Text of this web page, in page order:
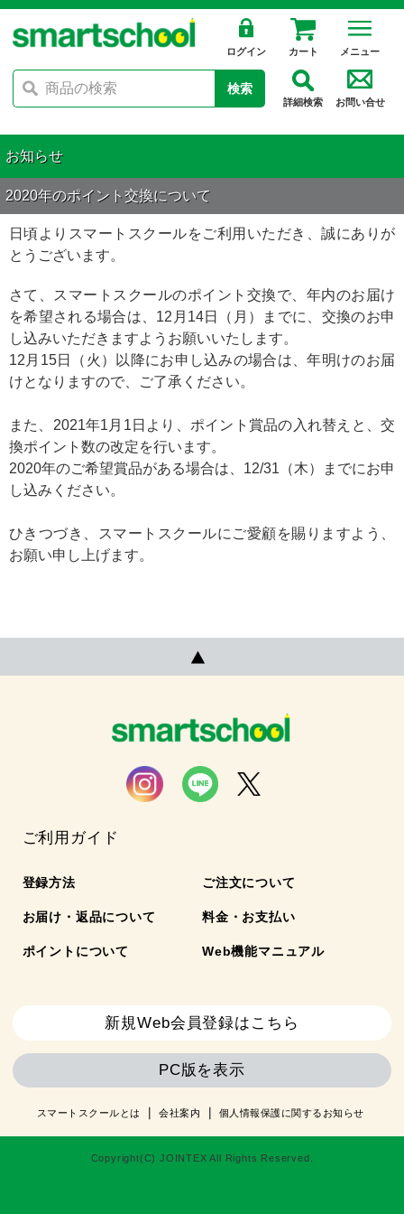
ログイン カート メニュー
検索
詳細検索 お問い合せ
お知らせ
2020年のポイント交換について
日頃よりスマートスクールをご利用いただき、誠にありが
とうございます。
さて、スマートスクールのポイント交換で、年内のお届け
を希望される場合は、12月14日（月）までに、交換のお申
し込みいただきますようお願いいたします。
12月15日（火）以降にお申し込みの場合は、年明けのお届
けとなりますので、ご了承ください。
また、2021年1月1日より、ポイント賞品の入れ替えと、交
換ポイント数の改定を行います。
2020年のご希望賞品がある場合は、12/31（木）までにお申
し込みください。
ひきつづき、スマートスクールにご愛顧を賜りますよう、
お願い申し上げます。
ご利用ガイド
登録方法 ご注文について
お届け・返品について 料金・お支払い
ポイントについて Web機能マニュアル
新規Web会員登録はこちら
PC版を表示
スマートスクールとは 会社案内 個人情報保護に関するお知らせ
Copyright(C) JOINTEX All Rights Reserved.